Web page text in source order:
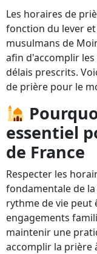
Les horaires de
fonction du lever
musulmans de
afin d'accomplir
délais prescrits.
de prière pour le
essentiel
de France
Respecter les
fondamentale de
rythme de vie peut
engagements
maintenir une
accomplir la prière